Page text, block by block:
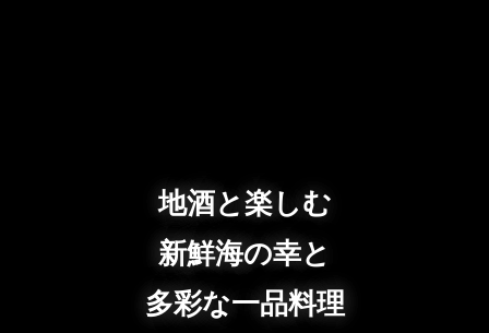
地酒と楽しむ
新鮮海の幸と
多彩な一品料理